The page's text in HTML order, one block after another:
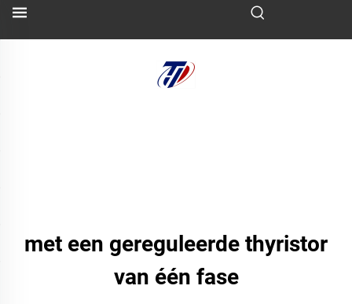
met een gereguleerde thyristor
van één fase